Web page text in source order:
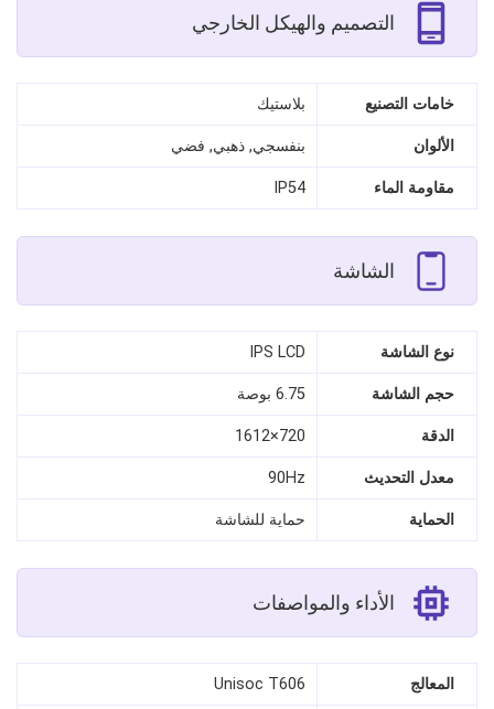
التصميم والهيكل الخارجي
خامات التصنيع بلاستيك
الألوان بنفسجي, ذهبي, فضي
مقاومة الماء IP54
الشاشة
نوع الشاشة IPS LCD
حجم الشاشة 6.75 بوصة
الدقة 720×1612
معدل التحديث 90Hz
الحماية حماية للشاشة
الأداء والمواصفات
المعالج Unisoc T606